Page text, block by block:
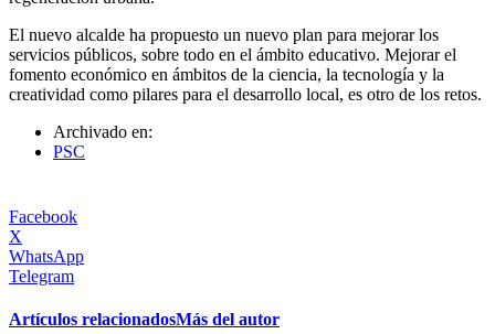
El nuevo alcalde ha propuesto un nuevo plan para mejorar los
servicios públicos, sobre todo en el ámbito educativo. Mejorar el
fomento económico en ámbitos de la ciencia, la tecnología y la
creatividad como pilares para el desarrollo local, es otro de los retos.
Archivado en:
PSC
Facebook
X
WhatsApp
Telegram
Artículos relacionadosMás del autor